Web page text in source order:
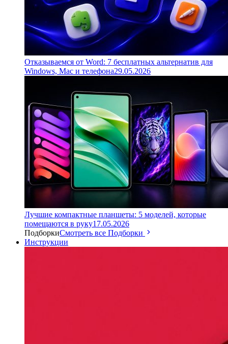
Отказываемся от Word: 7 бесплатных альтернатив для
Windows, Mac и телефона29.05.2026
Лучшие компактные планшеты: 5 моделей, которые
помещаются в руку17.05.2026
ПодборкиСмотреть все Подборки
Инструкции